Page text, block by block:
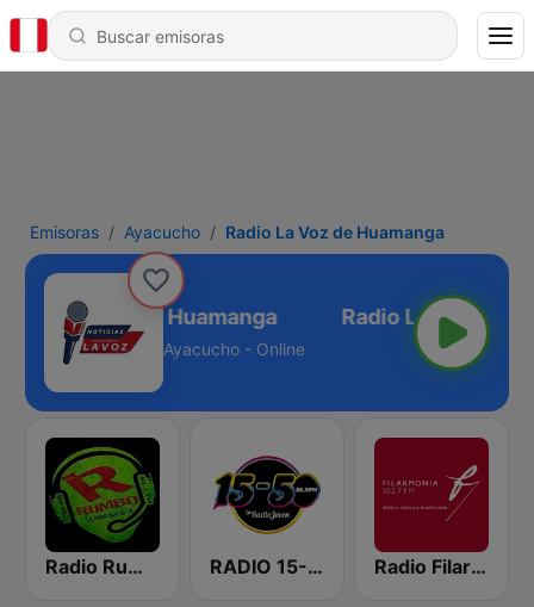
Emisoras Ayacucho Radio La Voz de Huamanga
La Voz de Huamanga
Ayacucho - Online
Radio Rumbo Huancayo RADIO 15-50 Radio Filarmonía